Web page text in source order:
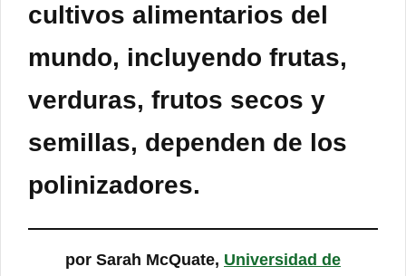
cultivos alimentarios del
mundo, incluyendo frutas,
verduras, frutos secos y
semillas, dependen de los
polinizadores.
por Sarah McQuate, Universidad de